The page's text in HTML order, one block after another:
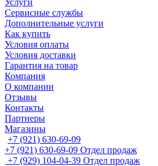
Услуги
Сервисные службы
Дополнительные услуги
Как купить
Условия оплаты
Условия доставки
Гарантия на товар
Компания
О компании
Отзывы
Контакты
Партнеры
Магазины
+7 (921) 630-69-09
+7 (921) 630-69-09 Отдел продаж
+7 (929) 104-04-39 Отдел продаж